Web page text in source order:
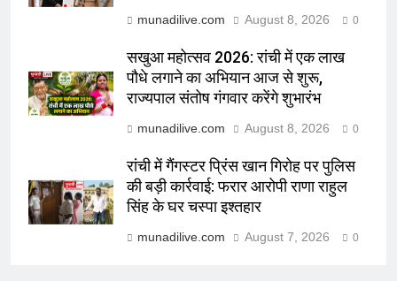
munadilive.com August 8, 2026 0
सखुआ महोत्सव 2026: रांची में एक लाख
पौधे लगाने का अभियान आज से शुरू,
राज्यपाल संतोष गंगवार करेंगे शुभारंभ
munadilive.com August 8, 2026 0
रांची में गैंगस्टर प्रिंस खान गिरोह पर पुलिस
की बड़ी कार्रवाई: फरार आरोपी राणा राहुल
सिंह के घर चस्पा इश्तहार
munadilive.com August 7, 2026 0